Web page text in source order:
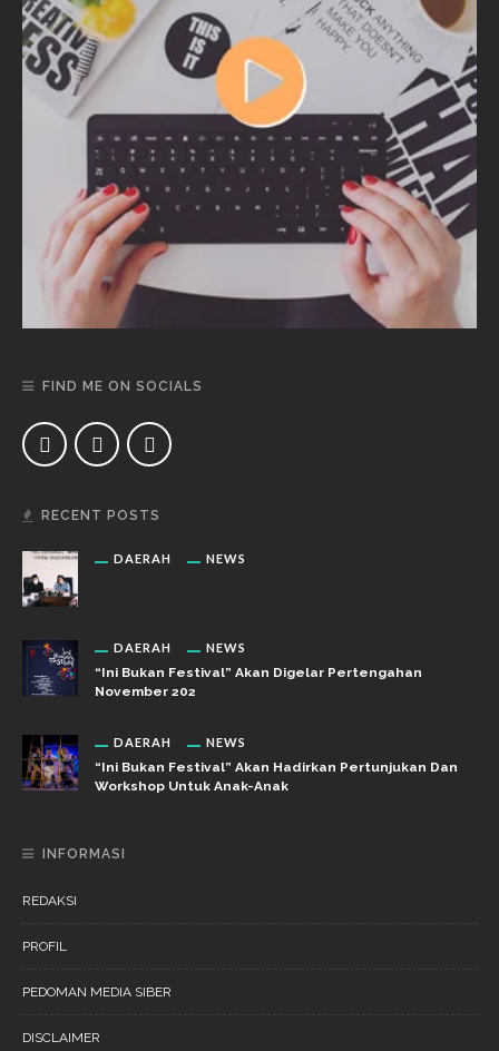
FIND ME ON SOCIALS
RECENT POSTS
DAERAH NEWS
DAERAH NEWS
“Ini Bukan Festival” Akan Digelar Pertengahan
November 202
DAERAH NEWS
“Ini Bukan Festival” Akan Hadirkan Pertunjukan Dan
Workshop Untuk Anak-Anak
INFORMASI
REDAKSI
PROFIL
PEDOMAN MEDIA SIBER
DISCLAIMER